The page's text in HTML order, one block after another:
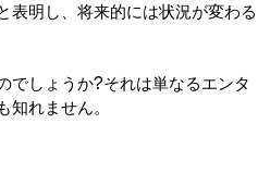
表明し、将来的には状況が変わる
でしょうか?それは単なるエンタ
知れません。